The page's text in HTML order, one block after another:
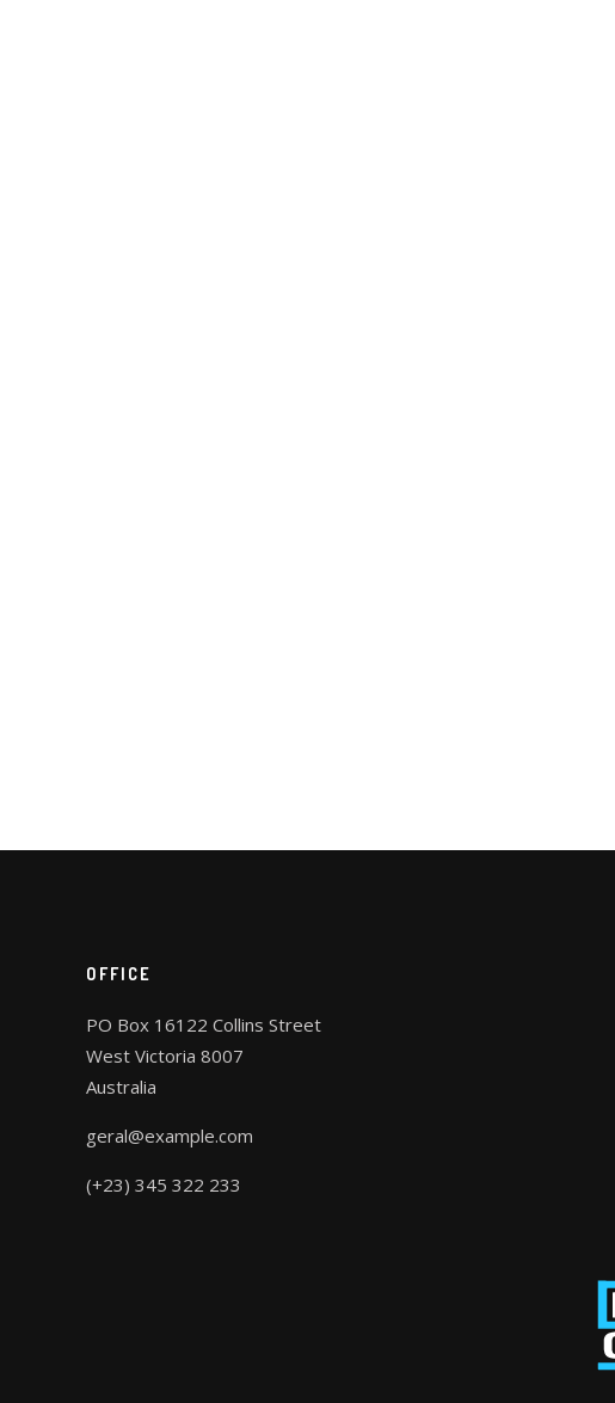
OFFICE
PO Box 16122 Collins Street
West Victoria 8007
Australia
geral@example.com
(+23) 345 322 233